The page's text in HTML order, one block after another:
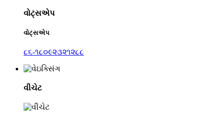
વોટ્સએપ
વોટ્સએપ
૮૬-૧૮૦૯૨૩૨૧૨૮૮
વીચેટ